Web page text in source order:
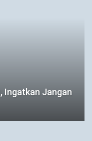
Ingatkan Jangan